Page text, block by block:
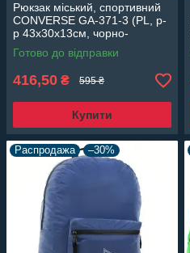
Рюкзак міський, спортивний
CONVERSE GA-371-3 (PL, р-
р 43х30х13см, чорно-
помаранчевий)
Готово до відправки
416,50 ₴ 595 ₴
Купити
Распродажа –30%